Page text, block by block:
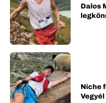
Dalos
Niche